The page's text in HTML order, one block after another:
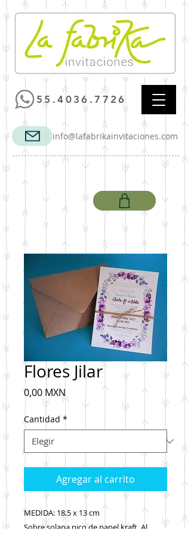
55.4036.7726
info@lafabrikainvitaciones.com
Flores Jilar
0,00 MXN
Cantidad *
Agregar al carrito
MEDIDA: 18.5 x 13 cm
Sobre solapa pico de papel kraft. Al